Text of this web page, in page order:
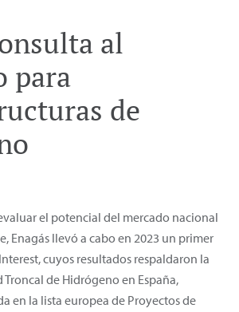
al
para
de
el potencial del mercado nacional
Enagás llevó a cabo en 2023 un primer
cuyos resultados respaldaron la
Troncal de Hidrógeno en España,
en la lista europea de Proyectos de